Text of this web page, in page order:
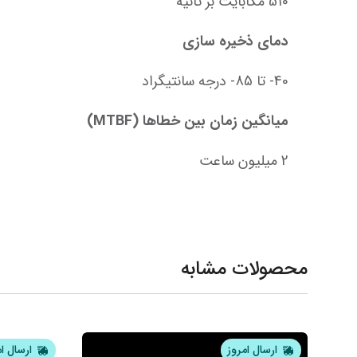
دمای ذخیره سازی
40- تا 85- درجه سانتیگراد
میانگین زمان بین خطاها (MTBF)
2 میلیون ساعت
محصولات مشابه
ارسال امروز ارسال